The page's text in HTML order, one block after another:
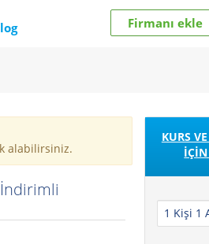
Firmanı ekle
alabilirsiniz.
İndirimli
KURS
1 Kişi 1